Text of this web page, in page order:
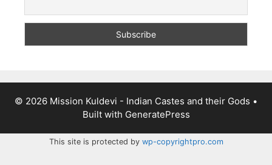
© 2026 Mission Kuldevi - Indian Castes and their Gods •
Built with GeneratePress
This site is protected by wp-copyrightpro.com